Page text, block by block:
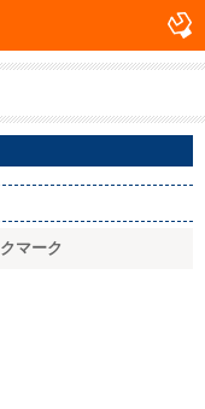
マーク